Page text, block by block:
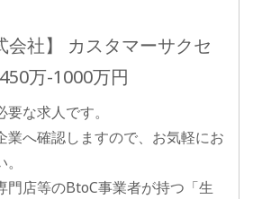
会社】 カスタマーサクセ
万-1000万円
な求人です。
業へ確認しますので、お気軽にお
門店等のBtoC事業者が持つ「生